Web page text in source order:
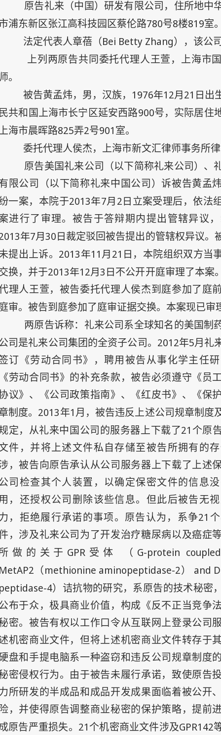
原告礼来（中国）研发有限公司，住所地中
浦东新区张江高科技园区蔡伦路780号8楼819室
法定代表人章蓓（Bei Betty Zhang），该公
上列两原告共同委托代理人王萱，上海市
。
被告黄孟炜，男，汉族， 1976年12月21 日 出
共和国上海市长宁区延安西路900号，实际居住
海市晨晖路825弄2号901 室。
委托代理人侯杰，上海市新文汇律师事务所
原告美国礼来公司（以下简称礼来公司）、
限公司（以下简称礼来中国公司）诉被告黄孟
一案，本院于2013年7月2日 立案受理后，依法
进行了审理。被告于答辩期内提出管辖异议
年7月30日裁定驳回被告提出的管辖权异议。
提出上诉。 2013年11月21 日 ，本院组织双方当
换，并于2013年12月3日不公开开庭审理了本案
理人王萱，被告委托代理人侯杰到庭参加了庭
审。被告到庭参加了庭审证据交换。本案现已审
两原告诉称：礼来公司系全球知名的美国制
司是礼来公司集团的全资子公司。 2012年5月礼
订《劳动合同书》，聘用被告从事化学主任
劳动合同书》的补充条款，被告必须遵守《员
议》、《公司政策指南》、《红皮书》、《保
制度。 2013年1 月，被告违反上述公司规章制度
定，从礼来中国公司的服务器上下载了21 个原
件，并将上述文件私自存储至被告所拥有的
，被告向原告承认从公司服务器上下载了上述
司检查其个人装置，以确定保密文件的信息
，还授权公司删除该些信息。但此后被告无
，拒绝履行承诺的事项。原告认为，系争21
，涉及礼来公司为了开发治疗糖尿病以及癌症
做的关于 GPR 受体 （ G-protein
（ methionine aminopeptidase-2）
and
4）诘抗物的研究，系原告的技术秘密
布于众，极具商业价值，构成《反不正当竞争
密。被告有权以工作口令从互联网上登录公司
机密商业文件，但将上述机密商业文件转存于
盘和手提电脑系一种盗窃和违反公司规章制度
密侵权行为。由于被告未履行承诺，致使原告
所研发的半成品和成品开发成果面临着被公开
，并使得原告调整商业秘密的保护策略，提前
原告严重损失。 21 个机密商业文件涉及GPR142